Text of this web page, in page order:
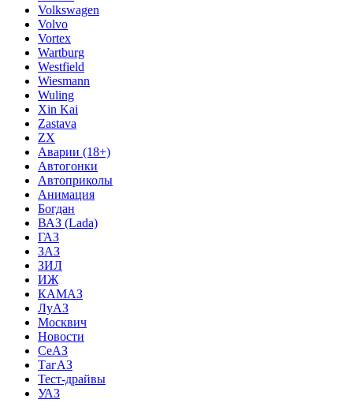
Volkswagen
Volvo
Vortex
Wartburg
Westfield
Wiesmann
Wuling
Xin Kai
Zastava
ZX
Аварии (18+)
Автогонки
Автоприколы
Анимация
Богдан
ВАЗ (Lada)
ГАЗ
ЗАЗ
ЗИЛ
ИЖ
КАМАЗ
ЛуАЗ
Москвич
Новости
СеАЗ
ТагАЗ
Тест-драйвы
УАЗ